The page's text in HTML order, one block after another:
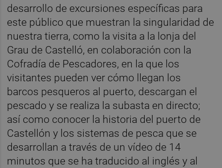
desarrollo de excursiones específicas para
este público que muestran la singularidad de
nuestra tierra, como la visita a la lonja del
Grau de Castelló, en colaboración con la
Cofradía de Pescadores, en la que los
visitantes pueden ver cómo llegan los
barcos pesqueros al puerto, descargan el
pescado y se realiza la subasta en directo;
así como conocer la historia del puerto de
Castellón y los sistemas de pesca que se
desarrollan a través de un vídeo de 14
minutos que se ha traducido al inglés y al